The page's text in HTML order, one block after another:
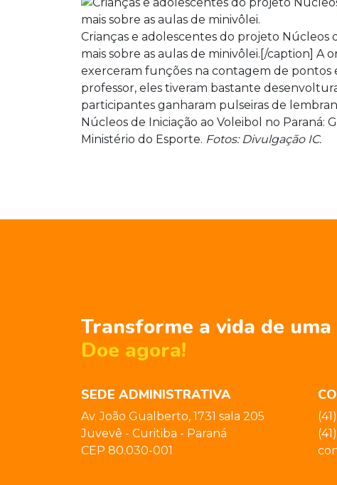
Crianças e adolescentes do projeto Núcleos
mais sobre as aulas de minivôlei.[/caption]
exerceram funções na contagem de pontos
professor, eles tiveram bastante
participantes ganharam pulseiras de
Núcleos de Iniciação ao Voleibol no Paraná:
Ministério do Esporte. Fotos: Divulgação IC.
Transforme a vida de uma
Doe agora!
SEDE ADMINISTRATIVA
Av. João Gualberto, 1731 sala 205
Juvevê - Curitiba - Paraná
CEP 80.030-001